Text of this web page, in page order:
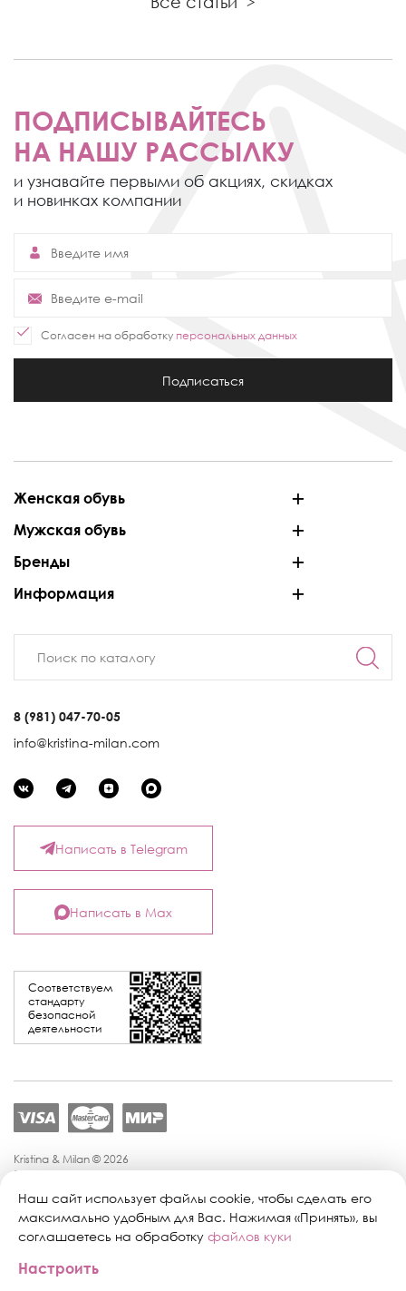
ПОДПИСЫВАЙТЕСЬ
НА НАШУ РАССЫЛКУ
и узнавайте первыми об акциях, скидках
и новинках компании
Согласен на обработку персональных данных
Подписаться
Женская обувь
Мужская обувь
Бренды
Информация
8 (981) 047-70-05
info@kristina-milan.com
Соответствуем
стандарту
безопасной
деятельности
Написать в Telegram
Написать в Max
Kristina & Milan © 2026
Политика конфиденциальности
Политика обработки персональных данных
Публичная оферта
Персональные настройки файлов cookie
Поддержка сайта:
Наш сайт использует файлы cookie, чтобы сделать его
максимально удобным для Вас. Нажимая «Принять», вы
соглашаетесь на обработку файлов куки
Настроить